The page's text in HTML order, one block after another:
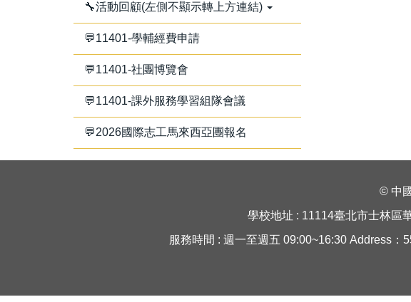
🔧活動回顧(左側不顯示轉上方連結)
💬11401-學輔經費申請
💬11401-社團博覽會
💬11401-課外服務學習組隊會議
💬2026國際志工馬來西亞團報名
© 中
學校地址 : 11114臺北市士林區
服務時間 : 週一至週五 09:00~16:30 Address：